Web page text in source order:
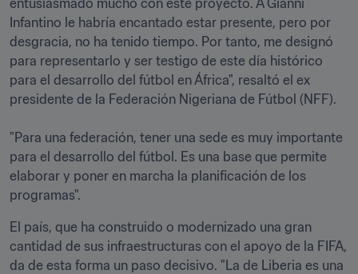
entusiasmado mucho con este proyecto. A Gianni
Infantino le habría encantado estar presente, pero por
desgracia, no ha tenido tiempo. Por tanto, me designó
para representarlo y ser testigo de este día histórico
para el desarrollo del fútbol en África", resaltó el ex
presidente de la Federación Nigeriana de Fútbol (NFF).
"Para una federación, tener una sede es muy importante
para el desarrollo del fútbol. Es una base que permite
elaborar y poner en marcha la planificación de los
programas".
El país, que ha construido o modernizado una gran
cantidad de sus infraestructuras con el apoyo de la FIFA,
da de esta forma un paso decisivo. "La de Liberia es una